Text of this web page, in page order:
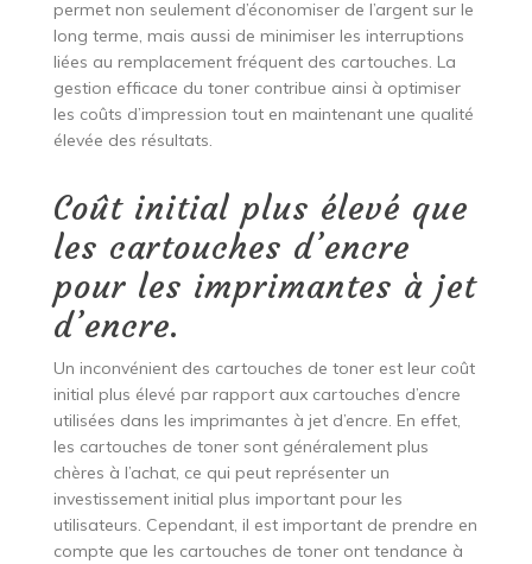
permet non seulement d’économiser de l’argent sur le
long terme, mais aussi de minimiser les interruptions
liées au remplacement fréquent des cartouches. La
gestion efficace du toner contribue ainsi à optimiser
les coûts d’impression tout en maintenant une qualité
élevée des résultats.
Coût initial plus élevé que
les cartouches d’encre
pour les imprimantes à jet
d’encre.
Un inconvénient des cartouches de toner est leur coût
initial plus élevé par rapport aux cartouches d’encre
utilisées dans les imprimantes à jet d’encre. En effet,
les cartouches de toner sont généralement plus
chères à l’achat, ce qui peut représenter un
investissement initial plus important pour les
utilisateurs. Cependant, il est important de prendre en
compte que les cartouches de toner ont tendance à